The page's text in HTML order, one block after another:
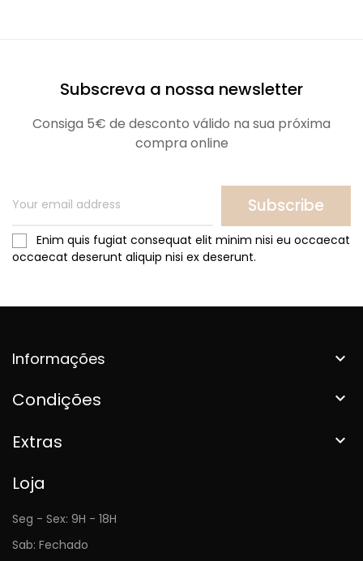
Subscreva a nossa newsletter
Consiga 5€ de desconto válido na sua próxima
compra online
Subscribe
Enim quis fugiat consequat elit minim nisi eu occaecat
occaecat deserunt aliquip nisi ex deserunt.
Informações 
Condições 
Extras 
Loja
Seg - Sex: 9H - 18H
Sab: Fechado